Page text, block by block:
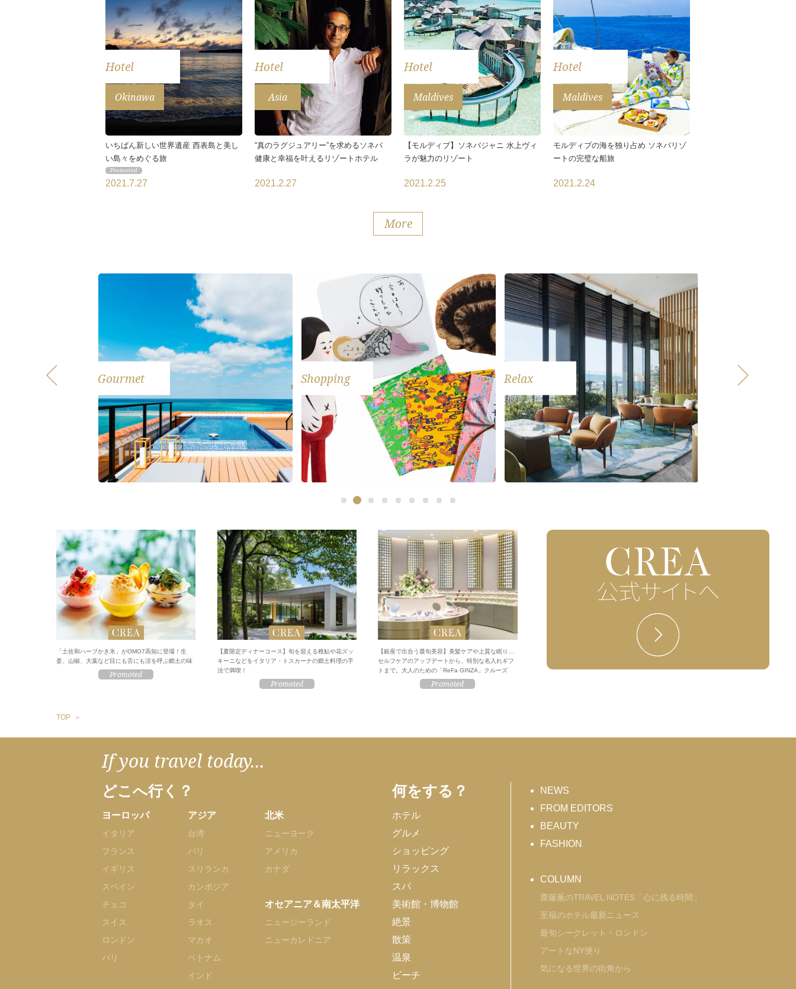
Hotel
Okinawa
いちばん新しい世界遺産 西表島と美し
い島々をめぐる旅
2021.7.27
Hotel
Asia
“真のラグジュアリー”を求めるソネバ
健康と幸福を叶えるリゾートホテル
2021.2.27
Hotel
Maldives
【モルディブ】ソネバジャニ 水上ヴィ
ラが魅力のリゾート
2021.2.25
Hotel
Maldives
モルディブの海を独り占め ソネバリゾ
ートの完璧な船旅
2021.2.24
More
Gourmet Shopping Relax
「土佐和ハーブかき氷」がOMO7高知に登場！生
姜、山椒、大葉など目にも舌にも涼を呼ぶ郷土の味
【夏限定ディナーコース】旬を迎える稚鮎や花ズッ
キーニなどをイタリア・トスカーナの郷土料理の手
法で満喫！
【銀座で出合う最旬美容】美髪ケアや上質な眠り…
セルフケアのアップデートから、特別な名入れギフ
トまで。大人のための「ReFa GINZA」クルーズ
TOP
If you travel today...
どこへ行く？
ヨーロッパ
イタリア
フランス
イギリス
スペイン
チェコ
スイス
ロンドン
パリ
アジア
台湾
バリ
スリランカ
カンボジア
タイ
ラオス
マカオ
ベトナム
インド
北米
ニューヨーク
アメリカ
カナダ
オセアニア＆南太平洋
ニュージーランド
ニューカレドニア
何をする？
ホテル
グルメ
ショッピング
リラックス
スパ
美術館・博物館
絶景
散策
温泉
ビーチ
NEWS
FROM EDITORS
BEAUTY
FASHION
COLUMN
齋藤薫のTRAVEL NOTES「心に残る時間」
至福のホテル最新ニュース
最旬シークレット・ロンドン
アートなNY便り
気になる世界の街角から